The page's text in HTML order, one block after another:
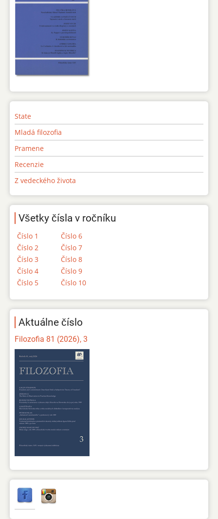
State
Mladá filozofia
Pramene
Recenzie
Z vedeckého života
Všetky čísla v ročníku
Číslo 1
Číslo 2
Číslo 3
Číslo 4
Číslo 5
Číslo 6
Číslo 7
Číslo 8
Číslo 9
Číslo 10
Aktuálne číslo
Filozofia 81 (2026), 3